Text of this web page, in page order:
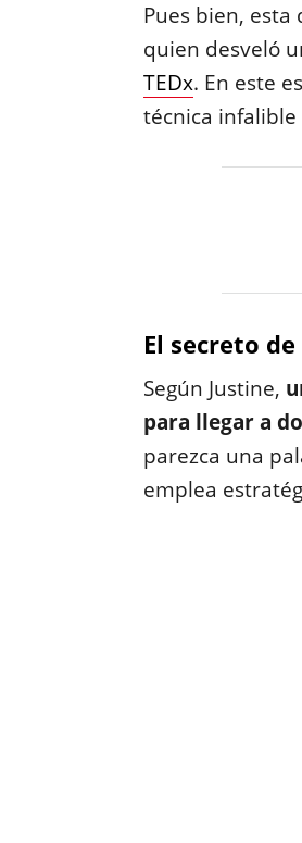
Pues bien,
quien desveló
TEDx. En este
técnica
El secreto
Según Justine,
para llegar a
parezca una
emplea